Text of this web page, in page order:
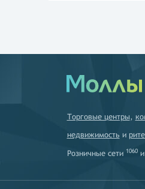
Торговые центры,
недвижимость и
Розничные сети 1060и